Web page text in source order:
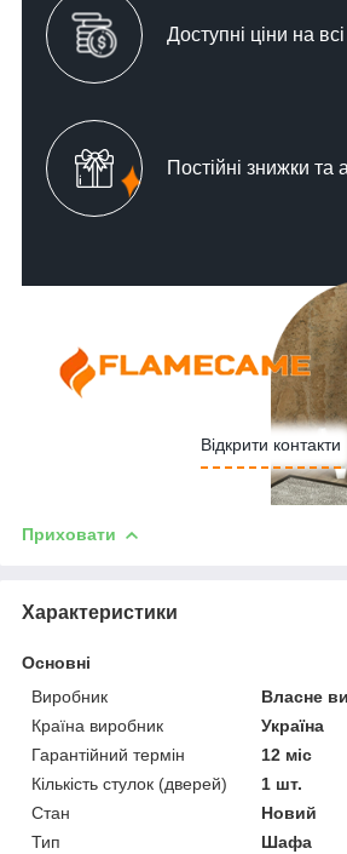
Доступні ціни на
Постійні знижки та
Відкрити контакти
Приховати
Характеристики
Основні
Виробник
Власне
Країна виробник
Україна
Гарантійний термін
12 міс
Кількість стулок (дверей)
1 шт.
Стан
Новий
Тип
Шафа